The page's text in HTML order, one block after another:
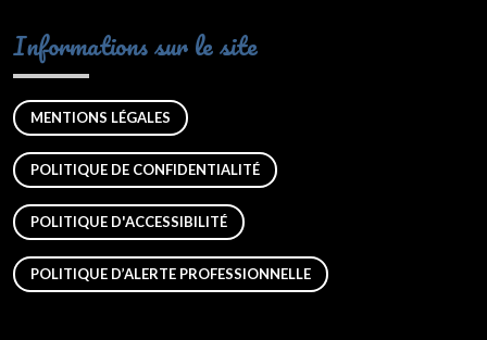
Informations sur le site
MENTIONS LÉGALES
POLITIQUE DE CONFIDENTIALITÉ
POLITIQUE D'ACCESSIBILITÉ
POLITIQUE D’ALERTE PROFESSIONNELLE